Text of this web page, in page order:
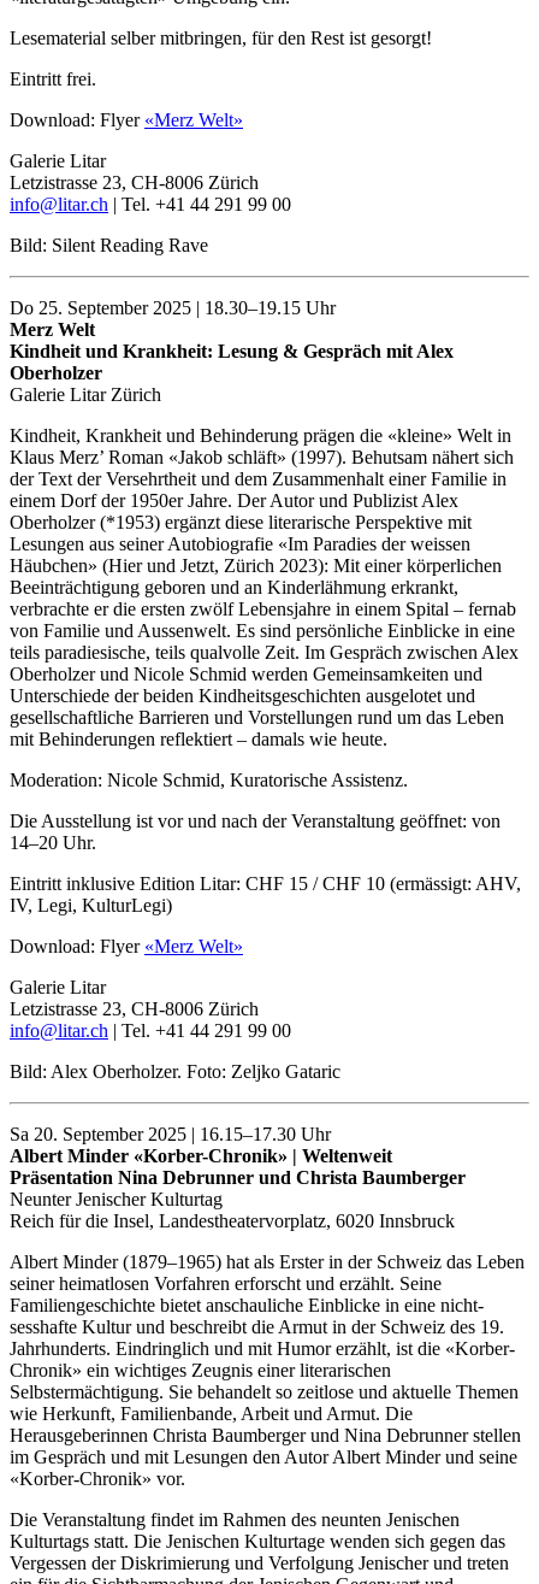
Lesematerial selber mitbringen, für den Rest ist gesorgt!
Eintritt frei.
Download: Flyer «Merz Welt»
Galerie Litar
Letzistrasse 23, CH-8006 Zürich
info@litar.ch | Tel. +41 44 291 99 00
Bild: Silent Reading Rave
Do 25. September 2025 | 18.30–19.15 Uhr
Merz Welt
Kindheit und Krankheit: Lesung & Gespräch mit Alex
Oberholzer
Galerie Litar Zürich
Kindheit, Krankheit und Behinderung prägen die «kleine» Welt in
Klaus Merz’ Roman «Jakob schläft» (1997). Behutsam nähert sich
der Text der Versehrtheit und dem Zusammenhalt einer Familie in
einem Dorf der 1950er Jahre. Der Autor und Publizist Alex
Oberholzer (*1953) ergänzt diese literarische Perspektive mit
Lesungen aus seiner Autobiografie «Im Paradies der weissen
Häubchen» (Hier und Jetzt, Zürich 2023): Mit einer körperlichen
Beeinträchtigung geboren und an Kinderlähmung erkrankt,
verbrachte er die ersten zwölf Lebensjahre in einem Spital – fernab
von Familie und Aussenwelt. Es sind persönliche Einblicke in eine
teils paradiesische, teils qualvolle Zeit. Im Gespräch zwischen Alex
Oberholzer und Nicole Schmid werden Gemeinsamkeiten und
Unterschiede der beiden Kindheitsgeschichten ausgelotet und
gesellschaftliche Barrieren und Vorstellungen rund um das Leben
mit Behinderungen reflektiert – damals wie heute.
Moderation: Nicole Schmid, Kuratorische Assistenz.
Die Ausstellung ist vor und nach der Veranstaltung geöffnet: von
14–20 Uhr.
Eintritt inklusive Edition Litar: CHF 15 / CHF 10 (ermässigt: AHV,
IV, Legi, KulturLegi)
Download: Flyer «Merz Welt»
Galerie Litar
Letzistrasse 23, CH-8006 Zürich
info@litar.ch | Tel. +41 44 291 99 00
Bild: Alex Oberholzer. Foto: Zeljko Gataric
Sa 20. September 2025 | 16.15–17.30 Uhr
Albert Minder «Korber-Chronik» | Weltenweit
Präsentation Nina Debrunner und Christa Baumberger
Neunter Jenischer Kulturtag
Reich für die Insel, Landestheatervorplatz, 6020 Innsbruck
Albert Minder (1879–1965) hat als Erster in der Schweiz das Leben
seiner heimatlosen Vorfahren erforscht und erzählt. Seine
Familiengeschichte bietet anschauliche Einblicke in eine nicht-
sesshafte Kultur und beschreibt die Armut in der Schweiz des 19.
Jahrhunderts. Eindringlich und mit Humor erzählt, ist die «Korber-
Chronik» ein wichtiges Zeugnis einer literarischen
Selbstermächtigung. Sie behandelt so zeitlose und aktuelle Themen
wie Herkunft, Familienbande, Arbeit und Armut. Die
Herausgeberinnen Christa Baumberger und Nina Debrunner stellen
im Gespräch und mit Lesungen den Autor Albert Minder und seine
«Korber-Chronik» vor.
Die Veranstaltung findet im Rahmen des neunten Jenischen
Kulturtags statt. Die Jenischen Kulturtage wenden sich gegen das
Vergessen der Diskrimierung und Verfolgung Jenischer und treten